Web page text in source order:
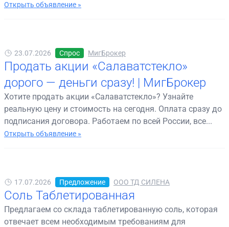
Открыть объявление »
23.07.2026 Спрос МигБрокер
Продать акции «Салаватстекло»
дорого — деньги сразу! | МигБрокер
Хотите продать акции «Салаватстекло»? Узнайте
реальную цену и стоимость на сегодня. Оплата сразу до
подписания договора. Работаем по всей России, все...
Открыть объявление »
17.07.2026 Предложение ООО ТД СИЛЕНА
Соль Таблетированная
Предлагаем со склада таблетированную соль, которая
отвечает всем необходимым требованиям для